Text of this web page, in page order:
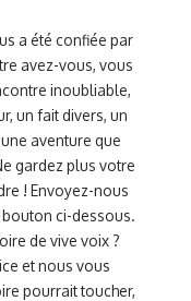
a été confiée par
avez-vous, vous
inoubliable,
un fait divers, un
aventure que
gardez plus votre
! Envoyez-nous
ci-dessous.
de vive voix ?
et nous vous
pourrait toucher,